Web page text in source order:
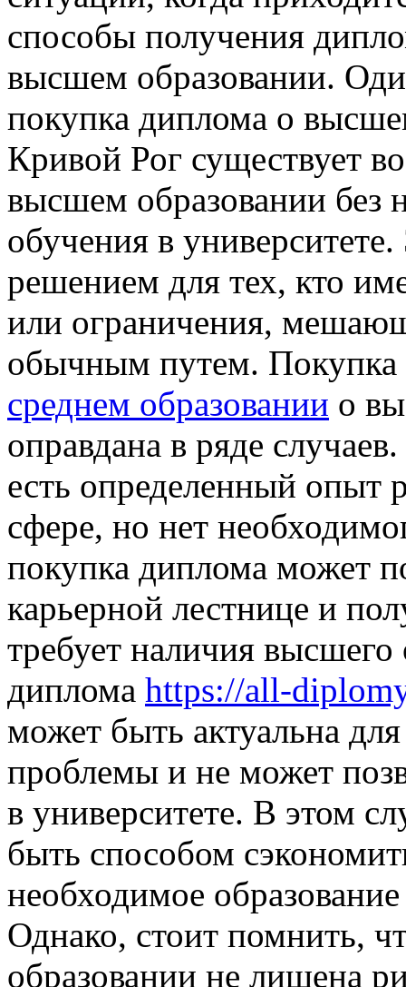
способы получения
высшем образовании.
покупка диплома о
Кривой Рог существует
высшем образовании без
обучения в
решением для тех, кто
или ограничения,
обычным путем.
среднем образовании о
оправдана в ряде
есть определенный опыт
сфере, но нет
покупка диплома может
карьерной лестнице и
требует наличия
диплома https://all-
может быть актуальна
проблемы и не может
в университете. В этом
быть способом
необходимое
Однако, стоит помнить,
образовании не лишена